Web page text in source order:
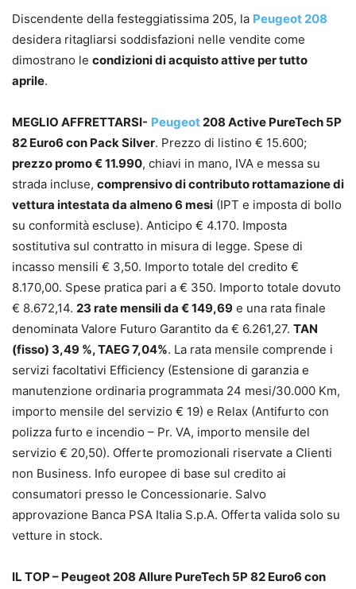
Discendente della festeggiatissima 205, la Peugeot 208
desidera ritagliarsi soddisfazioni nelle vendite come
dimostrano le condizioni di acquisto attive per tutto
aprile.
MEGLIO AFFRETTARSI- Peugeot 208 Active PureTech 5P
82 Euro6 con Pack Silver. Prezzo di listino € 15.600;
prezzo promo € 11.990, chiavi in mano, IVA e messa su
strada incluse, comprensivo di contributo rottamazione di
vettura intestata da almeno 6 mesi (IPT e imposta di bollo
su conformità escluse). Anticipo € 4.170. Imposta
sostitutiva sul contratto in misura di legge. Spese di
incasso mensili € 3,50. Importo totale del credito €
8.170,00. Spese pratica pari a € 350. Importo totale dovuto
€ 8.672,14. 23 rate mensili da € 149,69 e una rata finale
denominata Valore Futuro Garantito da € 6.261,27. TAN
(fisso) 3,49 %, TAEG 7,04%. La rata mensile comprende i
servizi facoltativi Efficiency (Estensione di garanzia e
manutenzione ordinaria programmata 24 mesi/30.000 Km,
importo mensile del servizio € 19) e Relax (Antifurto con
polizza furto e incendio – Pr. VA, importo mensile del
servizio € 20,50). Offerte promozionali riservate a Clienti
non Business. Info europee di base sul credito ai
consumatori presso le Concessionarie. Salvo
approvazione Banca PSA Italia S.p.A. Offerta valida solo su
vetture in stock.
IL TOP – Peugeot 208 Allure PureTech 5P 82 Euro6 con